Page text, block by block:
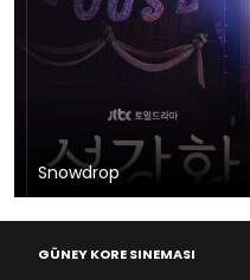
Snowdrop
GÜNEY KORE SINEMASI